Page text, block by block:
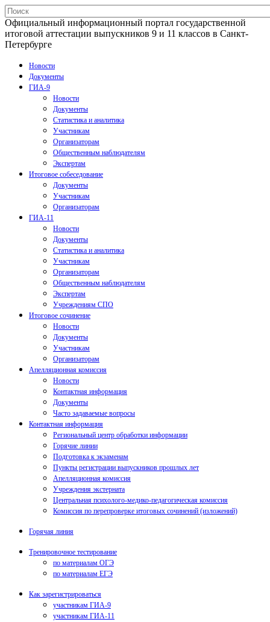
Официальный информационный портал государственной
итоговой аттестации выпускников 9 и 11 классов в Санкт-
Петербурге
Новости
Документы
ГИА-9
Новости
Документы
Статистика и аналитика
Участникам
Организаторам
Общественным наблюдателям
Экспертам
Итоговое собеседование
Документы
Участникам
Организаторам
ГИА-11
Новости
Документы
Статистика и аналитика
Участникам
Организаторам
Общественным наблюдателям
Экспертам
Учреждениям СПО
Итоговое сочинение
Новости
Документы
Участникам
Организаторам
Апелляционная комиссия
Новости
Контактная информация
Документы
Часто задаваемые вопросы
Контактная информация
Региональный центр обработки информации
Горячие линии
Подготовка к экзаменам
Пункты регистрации выпускников прошлых лет
Апелляционная комиссия
Учреждения экстерната
Центральная психолого-медико-педагогическая комиссия
Комиссия по перепроверке итоговых сочинений (изложений)
Горячая линия
Тренировочное тестирование
по материалам ОГЭ
по материалам ЕГЭ
Как зарегистрироваться
участникам ГИА-9
участникам ГИА-11